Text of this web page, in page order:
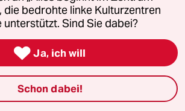
und Vertriebs GmbH
Bei rechtlichen Fragen oder für Genehmigungen
lizenzen@taz.de
die bedrohte linke Kulturzentren
Sind Sie dabei?
 Ja, ich will
Schon dabei!